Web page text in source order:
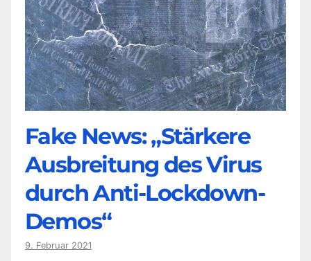
Fake News: „Stärkere
Ausbreitung des Virus
durch Anti-Lockdown-
Demos“
9. Februar 2021